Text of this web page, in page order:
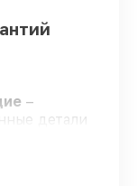
–
детали